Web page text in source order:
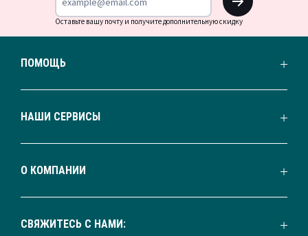
Оставьте вашу почту и получите дополнительную скидку
ПОМОЩЬ
НАШИ СЕРВИСЫ
О КОМПАНИИ
СВЯЖИТЕСЬ С НАМИ: